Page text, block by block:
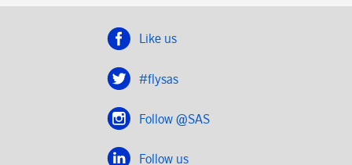
Like us
#flysas
Follow @SAS
Follow us